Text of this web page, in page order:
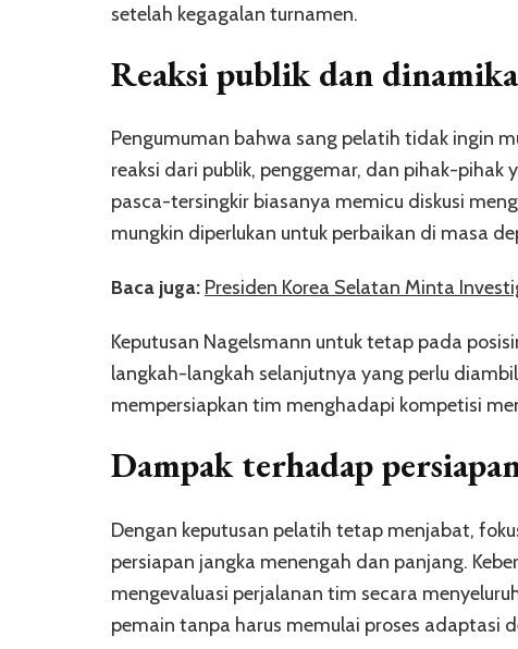
setelah kegagalan turnamen.
Reaksi publik dan
Pengumuman bahwa sang pelatih tidak ingin
reaksi dari publik, penggemar, dan pihak-
pasca-tersingkir biasanya memicu diskusi
mungkin diperlukan untuk perbaikan di masa
Baca juga: Presiden Korea Selatan Minta
Keputusan Nagelsmann untuk tetap pada
langkah-langkah selanjutnya yang perlu
mempersiapkan tim menghadapi kompetisi
Dampak terhadap
Dengan keputusan pelatih tetap menjabat,
persiapan jangka menengah dan panjang.
mengevaluasi perjalanan tim secara
pemain tanpa harus memulai proses adaptasi